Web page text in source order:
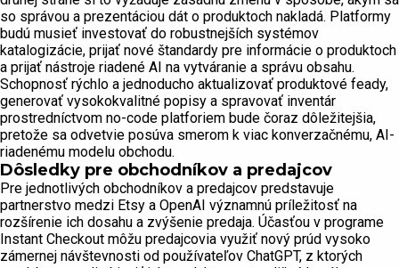
so správou a prezentáciou dát o produktoch nakladá. Platformy
budú musieť investovať do robustnejších systémov
katalogizácie, prijať nové štandardy pre informácie o produktoch
a prijať nástroje riadené AI na vytváranie a správu obsahu.
Schopnosť rýchlo a jednoducho aktualizovať produktové feady,
generovať vysokokvalitné popisy a spravovať inventár
prostredníctvom no-code platforiem bude čoraz dôležitejšia,
pretože sa odvetvie posúva smerom k viac konverzačnému, AI-
riadenému modelu obchodu.
Dôsledky pre obchodníkov a predajcov
Pre jednotlivých obchodníkov a predajcov predstavuje
partnerstvo medzi Etsy a OpenAI významnú príležitosť na
rozšírenie ich dosahu a zvýšenie predaja. Účasťou v programe
Instant Checkout môžu predajcovia využiť nový prúd vysoko
zámernej návštevnosti od používateľov ChatGPT, z ktorých